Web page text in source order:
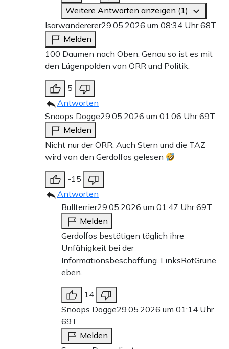
Weitere Antworten anzeigen (1)
Isarwandererer29.05.2026 um 08:34 Uhr68T
Melden
100 Daumen nach Oben. Genau so ist es mit
den Lügenpolden von ÖRR und Politik.
5
Antworten
Snoops Dogge29.05.2026 um 01:06 Uhr69T
Melden
Nicht nur der ÖRR. Auch Stern und die TAZ
wird von den Gerdolfos gelesen
-15
Antworten
Bullterrier29.05.2026 um 01:47 Uhr69T
Melden
Gerdolfos bestätigen täglich ihre
Unfähigkeit bei der
Informationsbeschaffung. LinksRotGrüne
eben.
14
Snoops Dogge29.05.2026 um 01:14 Uhr
69T
Melden